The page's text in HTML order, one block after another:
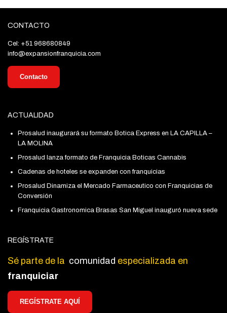
CONTACTO
Cel: +51 968680849
info@expansionfranquicia.com
Contacto
ACTUALIDAD
Prosalud inaugurará su formato Botica Express en LA CAPILLA –
LA MOLINA
Prosalud lanza formato de Franquicia Boticas Cannabis
Cadenas de hoteles se expanden con franquicias
Prosalud Dinamiza el Mercado Farmaceutico con Franquicias de
Conversión
Franquicia Gastronomica Brasas San Miguel inauguró nueva sede
REGÍSTRATE
Sé parte de la comunidad especializada en
franquiciar
REGÍSTRATE AQUÍ